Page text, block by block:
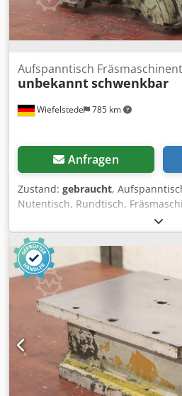
Wiefelstede 785 km
Aufspanntisch
unbekanntschwenkbar
Anfragen
Zustand: gebraucht,
Nutentisch, Rundtisch,
Aufspanntisch:
verstellbar mit Handkurbel, siehe
530/350/H450 mm -Gewicht: 56